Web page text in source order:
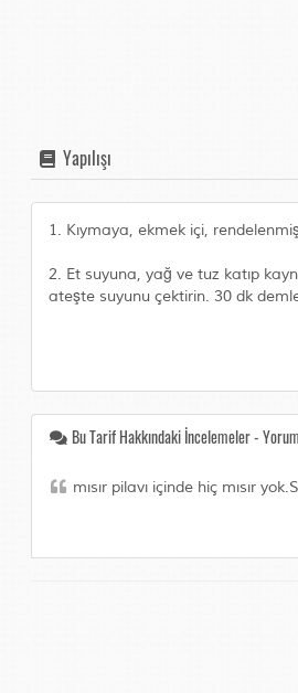
Yapılışı
1. Kıymaya, ekmek içi,
2. Et suyuna, yağ ve tuz katıp
ateşte suyunu çektirin. 30 dk
Bu Tarif Hakkındaki İncelemeler -
mısır pilavı içinde hiç mısır